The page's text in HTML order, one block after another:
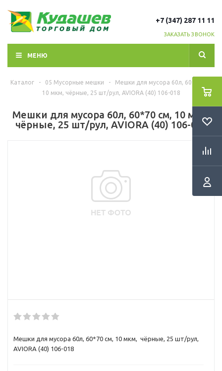
+7 (347) 287 11 11
ЗАКАЗАТЬ ЗВОНОК
МЕНЮ
Каталог - 05 Мусорные мешки -
Мешки для мусора 60л, 60*70 см,
10 мкм, чёрные, 25 шт/рул, AVIORA (40) 106-018
Мешки для мусора 60л, 60*70 см, 10 мкм,
чёрные, 25 шт/рул, AVIORA (40) 106-018
Мешки для мусора 60л, 60*70 см, 10 мкм, чёрные, 25 шт/рул,
AVIORA (40) 106-018